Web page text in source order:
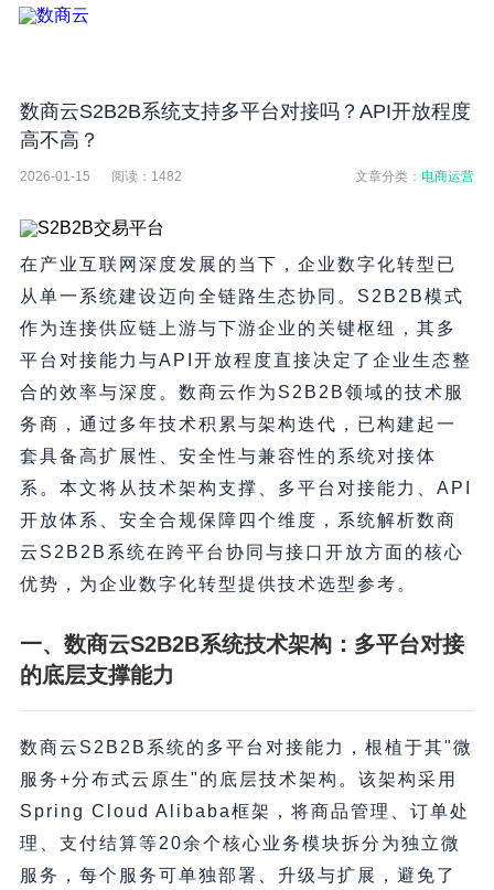
数商云S2B2B系统支持多平台对接吗？API开放程度
高不高？
2026-01-15 阅读： 1482 文章分类：电商运营
在产业互联网深度发展的当下，企业数字化转型已
从单一系统建设迈向全链路生态协同。S2B2B模式
作为连接供应链上游与下游企业的关键枢纽，其多
平台对接能力与API开放程度直接决定了企业生态整
合的效率与深度。数商云作为S2B2B领域的技术服
务商，通过多年技术积累与架构迭代，已构建起一
套具备高扩展性、安全性与兼容性的系统对接体
系。本文将从技术架构支撑、多平台对接能力、API
开放体系、安全合规保障四个维度，系统解析数商
云S2B2B系统在跨平台协同与接口开放方面的核心
优势，为企业数字化转型提供技术选型参考。
一、数商云S2B2B系统技术架构：多平台对接
的底层支撑能力
数商云S2B2B系统的多平台对接能力，根植于其"微
服务+分布式云原生"的底层技术架构。该架构采用
Spring Cloud Alibaba框架，将商品管理、订单处
理、支付结算等20余个核心业务模块拆分为独立微
服务，每个服务可单独部署、升级与扩展，避免了